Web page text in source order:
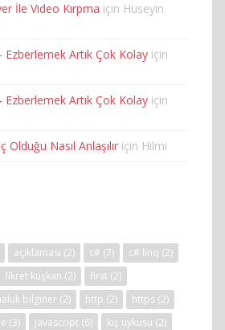
İle Video Kırpma için Huseyin
Ezberlemek Artık Çok Kolay için
Ezberlemek Artık Çok Kolay için
Olduğu Nasıl Anlaşılır için Hilmi
açıklaması (2) c# (7) c# linq (2)
fikret kuşkan (2) first (2)
bilginer (2) http (2) https (2)
(3) javascript (6) kış uykusu (2)